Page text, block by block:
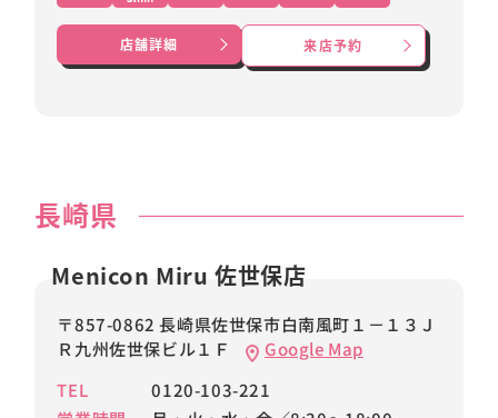
店舗詳細 来店予約
長崎県
Menicon Miru 佐世保店
〒857-0862 長崎県佐世保市白南風町１－１３Ｊ
Ｒ九州佐世保ビル１Ｆ
Google Map
TEL
0120-103-221